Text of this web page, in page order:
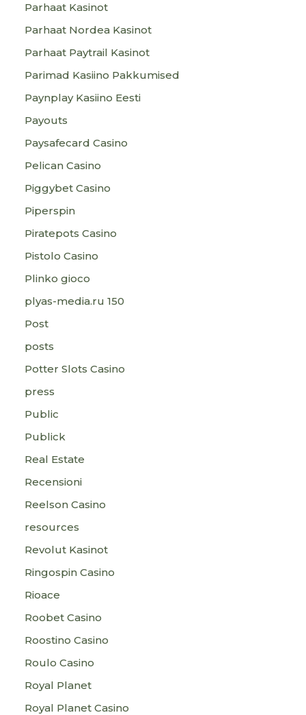
Parhaat Kasinot
Parhaat Nordea Kasinot
Parhaat Paytrail Kasinot
Parimad Kasiino Pakkumised
Paynplay Kasiino Eesti
Payouts
Paysafecard Casino
Pelican Casino
Piggybet Casino
Piperspin
Piratepots Casino
Pistolo Casino
Plinko gioco
plyas-media.ru 150
Post
posts
Potter Slots Casino
press
Public
Publick
Real Estate
Recensioni
Reelson Casino
resources
Revolut Kasinot
Ringospin Casino
Rioace
Roobet Casino
Roostino Casino
Roulo Casino
Royal Planet
Royal Planet Casino